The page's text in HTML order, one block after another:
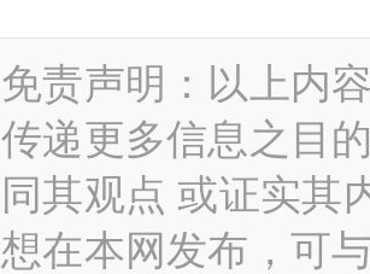
免责声明：以上内
传递更多信息之目
同其观点 或证实其
想在本网发布，可